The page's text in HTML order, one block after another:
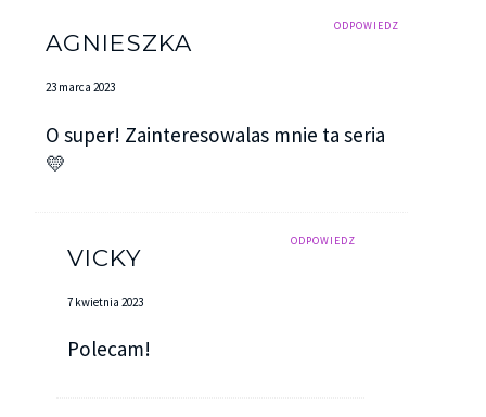
ODPOWIEDZ
AGNIESZKA
23 marca 2023
O super! Zainteresowalas mnie ta seria
💛
ODPOWIEDZ
VICKY
7 kwietnia 2023
Polecam!